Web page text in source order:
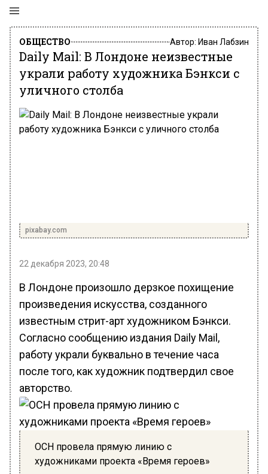
ОБЩЕСТВО Автор: Иван Лабзин
Daily Mail: В Лондоне неизвестные
украли работу художника Бэнкси с
уличного столба
pixabay.com
22 декабря 2023, 20:48
В Лондоне произошло дерзкое похищение
произведения искусства, созданного
известным стрит-арт художником Бэнкси.
Согласно сообщению издания Daily Mail,
работу украли буквально в течение часа
после того, как художник подтвердил свое
авторство.
ОСН провела прямую линию с
художниками проекта «Время героев»